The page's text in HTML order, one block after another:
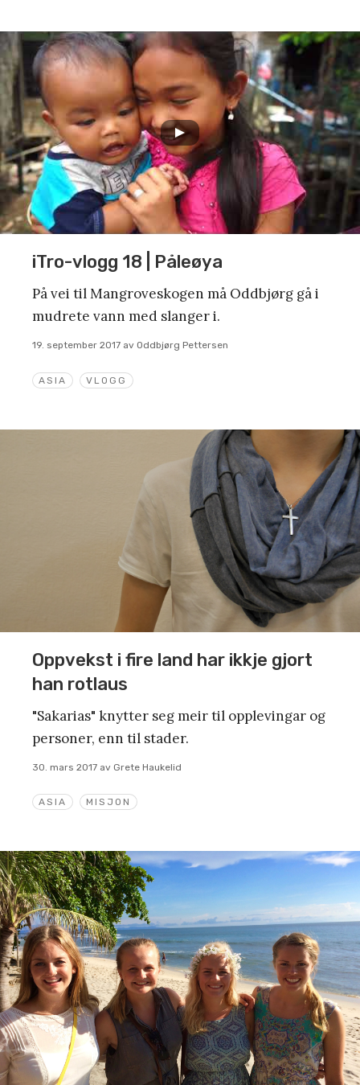
ASIA VLOGG
iTro-vlogg 18 | Påleøya
På vei til Mangroveskogen må Oddbjørg gå i
mudrete vann med slanger i.
19. september 2017 av Oddbjørg Pettersen
ASIA MISJON
Oppvekst i fire land har ikkje gjort
han rotlaus
"Sakarias" knytter seg meir til opplevingar og
personer, enn til stader.
30. mars 2017 av Grete Haukelid